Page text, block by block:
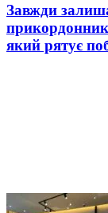
Завжди
який рятує